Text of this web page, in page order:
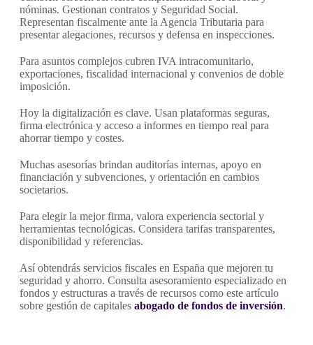
nóminas. Gestionan contratos y Seguridad Social.
Representan fiscalmente ante la Agencia Tributaria para
presentar alegaciones, recursos y defensa en inspecciones.
Para asuntos complejos cubren IVA intracomunitario,
exportaciones, fiscalidad internacional y convenios de doble
imposición.
Hoy la digitalización es clave. Usan plataformas seguras,
firma electrónica y acceso a informes en tiempo real para
ahorrar tiempo y costes.
Muchas asesorías brindan auditorías internas, apoyo en
financiación y subvenciones, y orientación en cambios
societarios.
Para elegir la mejor firma, valora experiencia sectorial y
herramientas tecnológicas. Considera tarifas transparentes,
disponibilidad y referencias.
Así obtendrás servicios fiscales en España que mejoren tu
seguridad y ahorro. Consulta asesoramiento especializado en
fondos y estructuras a través de recursos como este artículo
sobre gestión de capitales abogado de fondos de inversión.